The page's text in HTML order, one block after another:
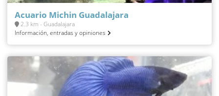
Acuario Michin Guadalajara
2.3 km - Guadalajara
Información, entradas y opiniones